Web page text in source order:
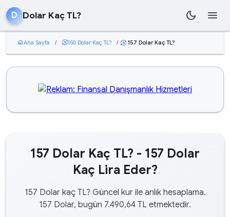
D Dolar Kaç TL? dark_mode menu
homeAna Sayfa / currency_exchange150 Dolar Kaç TL? / currency_exchange 157 Dolar Kaç TL?
157 Dolar Kaç TL? - 157 Dolar
Kaç Lira Eder?
157 Dolar kaç TL? Güncel kur ile anlık hesaplama.
157 Dolar, bugün 7.490,64 TL etmektedir.